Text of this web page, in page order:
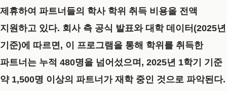
제휴하여 파트너들의 학사 학위 취득 비용을 전액
지원하고 있다. 회사 측 공식 발표와 대학 데이터(2025년
기준)에 따르면, 이 프로그램을 통해 학위를 취득한
파트너는 누적 480명을 넘어섰으며 , 2025년 1학기 기준
약 1,500명 이상의 파트너가 재학 중인 것으로 파악된다.